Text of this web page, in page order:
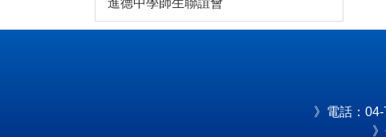
進德中學師生聯誼會
》電話：